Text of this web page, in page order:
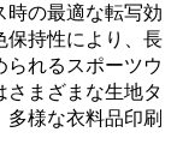
時の最適な転写効
保持性により、長
れるスポーツウ
さまざまな生地タ
様な衣料品印刷